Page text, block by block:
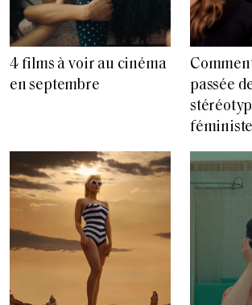
4 films à voir au cinéma
en septembre
passée
féministe